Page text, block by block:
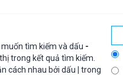
tìm kiếm và dấu -
trong kết quả tìm kiếm.
cách nhau bởi dấu
trong